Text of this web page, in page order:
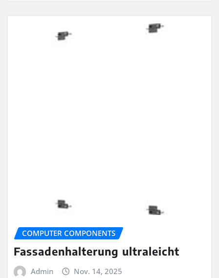
COMPUTER COMPONENTS
Fassadenhalterung ultraleicht
Admin Nov. 14, 2025